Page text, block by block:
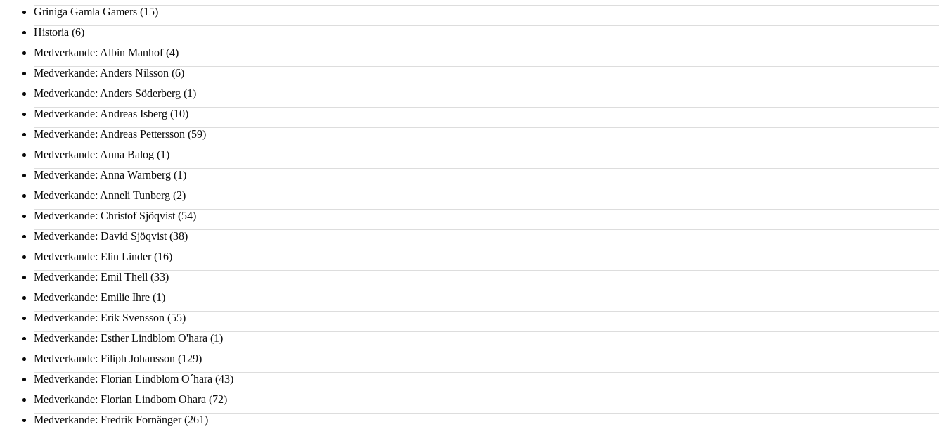
Griniga Gamla Gamers (15)
Historia (6)
Medverkande: Albin Manhof(4)
Medverkande: Anders Nilsson (6)
Medverkande: Anders Söderberg (1)
Medverkande: Andreas Isberg (10)
Medverkande: Andreas Pettersson (59)
Medverkande: Anna Balog (1)
Medverkande: Anna Warnberg (1)
Medverkande: Anneli Tunberg (2)
Medverkande: Christof Sjöqvist (54)
Medverkande: David Sjöqvist (38)
Medverkande: Elin Linder(16)
Medverkande: Emil Thell (33)
Medverkande: Emilie Ihre (1)
Medverkande: Erik Svensson (55)
Medverkande: Esther Lindblom O'hara (1)
Medverkande: Filiph Johansson (129)
Medverkande: Florian Lindblom O´hara (43)
Medverkande: Florian Lindbom Ohara (72)
Medverkande: Fredrik Fornänger(261)